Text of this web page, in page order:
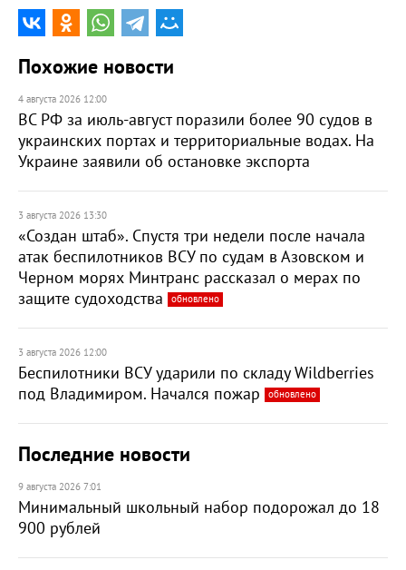
Похожие новости
4 августа 2026 12:00
ВС РФ за июль-август поразили более 90 судов в
украинских портах и территориальные водах. На
Украине заявили об остановке экспорта
3 августа 2026 13:30
«Создан штаб». Спустя три недели после начала
атак беспилотников ВСУ по судам в Азовском и
Черном морях Минтранс рассказал о мерах по
защите судоходства
обновлено
3 августа 2026 12:00
Беспилотники ВСУ ударили по складу Wildberries
под Владимиром. Начался пожар
обновлено
Последние новости
9 августа 2026 7:01
Минимальный школьный набор подорожал до 18
900 рублей